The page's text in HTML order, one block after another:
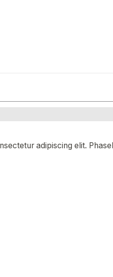
adipiscing elit.